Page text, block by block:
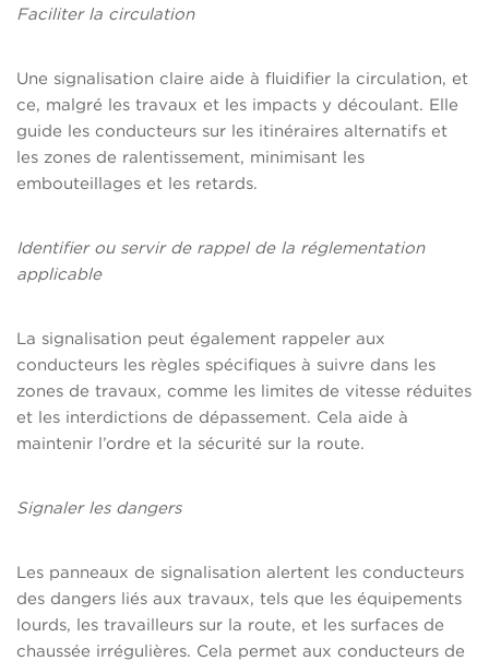
Faciliter la circulation
Une signalisation claire aide à fluidifier la circulation, et
ce, malgré les travaux et les impacts y découlant. Elle
guide les conducteurs sur les itinéraires alternatifs et
les zones de ralentissement, minimisant les
embouteillages et les retards.
Identifier ou servir de rappel de la réglementation
applicable
La signalisation peut également rappeler aux
conducteurs les règles spécifiques à suivre dans les
zones de travaux, comme les limites de vitesse réduites
et les interdictions de dépassement. Cela aide à
maintenir l’ordre et la sécurité sur la route.
Signaler les dangers
Les panneaux de signalisation alertent les conducteurs
des dangers liés aux travaux, tels que les équipements
lourds, les travailleurs sur la route, et les surfaces de
chaussée irrégulières. Cela permet aux conducteurs de